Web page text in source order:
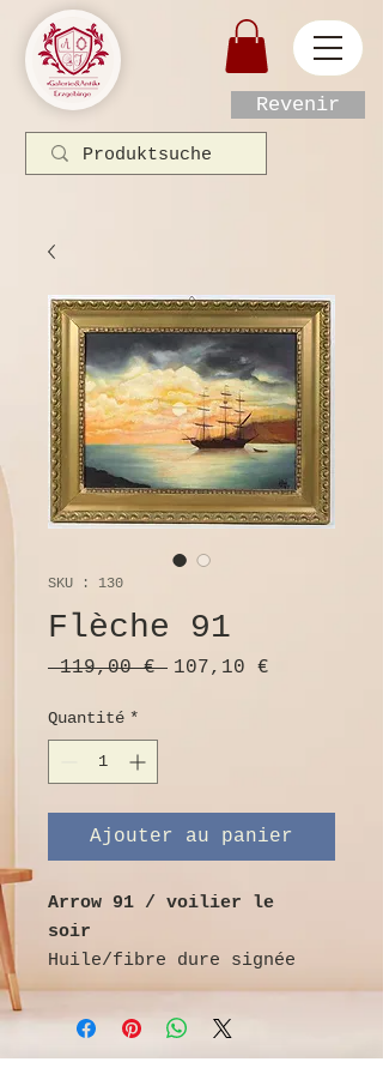
Revenir
SKU : 130
Flèche 91
119,00 € Prix
107,10 €
Quantité *
Ajouter au panier
Arrow 91 / voilier le
soir
Huile/fibre dure signée
sur la flèche en bas à
droite et datée *91*,